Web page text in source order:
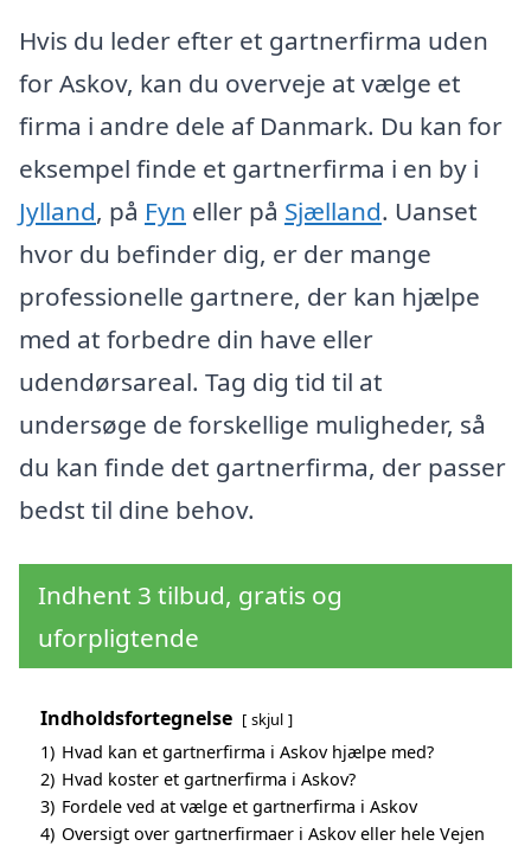
Hvis du leder efter et gartnerfirma uden
for Askov, kan du overveje at vælge et
firma i andre dele af Danmark. Du kan for
eksempel finde et gartnerfirma i en by i
Jylland, på Fyn eller på Sjælland. Uanset
hvor du befinder dig, er der mange
professionelle gartnere, der kan hjælpe
med at forbedre din have eller
udendørsareal. Tag dig tid til at
undersøge de forskellige muligheder, så
du kan finde det gartnerfirma, der passer
bedst til dine behov.
Indhent 3 tilbud, gratis og
uforpligtende
Indholdsfortegnelse skjul
1) Hvad kan et gartnerfirma i Askov hjælpe med?
2) Hvad koster et gartnerfirma i Askov?
3) Fordele ved at vælge et gartnerfirma i Askov
4) Oversigt over gartnerfirmaer i Askov eller hele Vejen